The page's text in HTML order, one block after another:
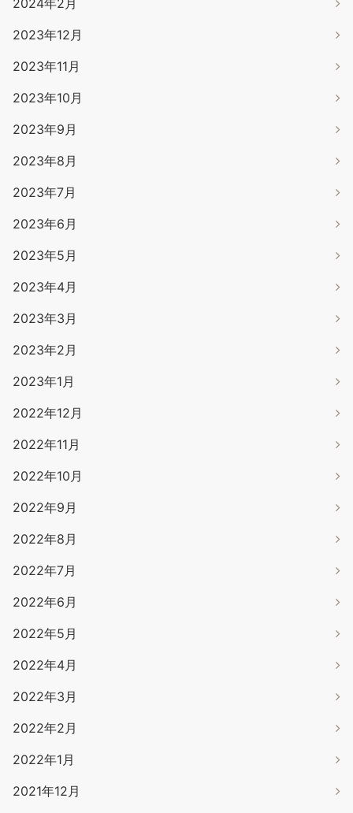
2023年12月
2023年11月
2023年10月
2023年9月
2023年8月
2023年7月
2023年6月
2023年5月
2023年4月
2023年3月
2023年2月
2023年1月
2022年12月
2022年11月
2022年10月
2022年9月
2022年8月
2022年7月
2022年6月
2022年5月
2022年4月
2022年3月
2022年2月
2022年1月
2021年12月